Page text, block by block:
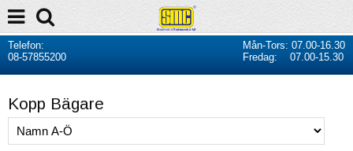
Telefon:
08-57855200
Mån-Tors: 07.00-16.30
Fredag: 07.00-15.30
Kopp Bägare